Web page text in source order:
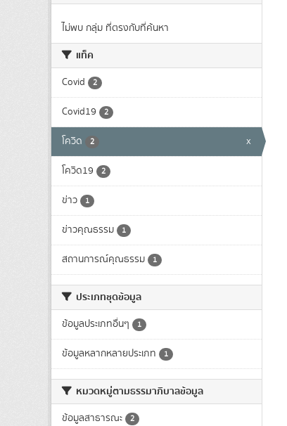
ไม่พบ กลุ่ม ที่ตรงกับที่ค้นหา
แท็ค
Covid 2
Covid19 2
โควิด 2 x
โควิด19 2
ข่าว 1
ข่าวคุณธรรม 1
สถานการณ์คุณธรรม 1
ประเภทชุดข้อมูล
ข้อมูลประเภทอื่นๆ 1
ข้อมูลหลากหลายประเภท 1
หมวดหมู่ตามธรรมาภิบาลข้อมูล
ข้อมูลสาธารณะ 2